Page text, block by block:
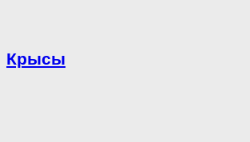
Крысы